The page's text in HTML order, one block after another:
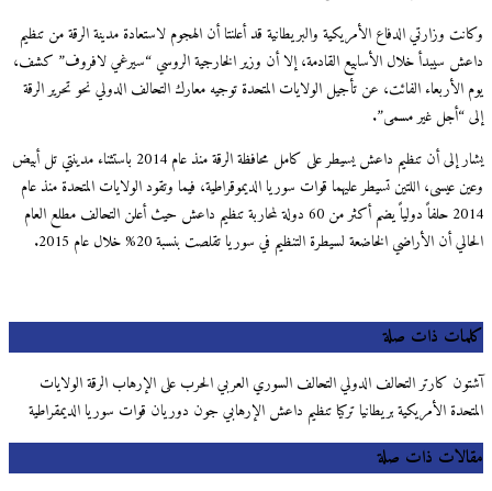
وكانت وزارتي الدفاع الأمريكية والبريطانية قد أعلنتا أن الهجوم لاستعادة مدينة الرقة من تنظيم
داعش سيبدأ خلال الأسابيع القادمة، إلا أن وزير الخارجية الروسي “سيرغي لافروف” كشف،
يوم الأربعاء الفائت، عن تأجيل الولايات المتحدة توجيه معارك التحالف الدولي نحو تحرير الرقة
إلى “أجل غير مسمى”.
يشار إلى أن تنظيم داعش يسيطر على كامل محافظة الرقة منذ عام 2014 باستثناء مدينتي تل أبيض
وعين عيسى، اللتين تسيطر عليهما قوات سوريا الديموقراطية، فيما وتقود الولايات المتحدة منذ عام
2014 حلفاً دولياً يضم أكثر من 60 دولة لمحاربة تنظيم داعش حيث أعلن التحالف مطلع العام
الحالي أن الأراضي الخاضعة لسيطرة التنظيم في سوريا تقلصت بنسبة 20% خلال عام 2015.
كلمات ذات صلة
آشتون كارتر التحالف الدولي التحالف السوري العربي الحرب على الإرهاب الرقة الولايات
المتحدة الأمريكية بريطانيا تركيا تنظيم داعش الإرهابي جون دوريان قوات سوريا الديمقراطية
مقالات ذات صلة